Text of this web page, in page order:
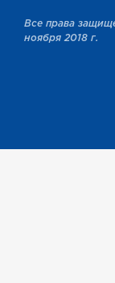
Все права
ноября 2018 г.